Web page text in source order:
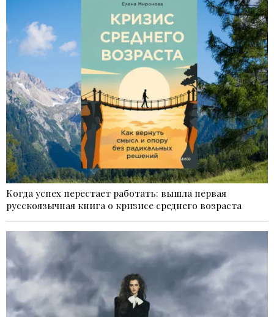
Когда успех перестает работать: вышла первая
русскоязычная книга о кризисе среднего возраста